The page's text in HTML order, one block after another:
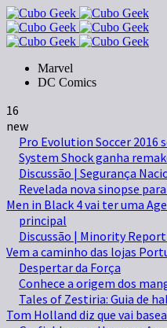
Marvel
DC Comics
16
new
Pro Evolution Soccer
System Shock ganha
Discussão | Segurança
Revelada nova sinopse
Men in Black 4 vai ter uma
principal
Discussão | Minority Report
Vem a caminho das lojas
Despertar da Força
Conhece a origem dos
Tales of Zestiria: Guia de
Tom Holland diz que vai